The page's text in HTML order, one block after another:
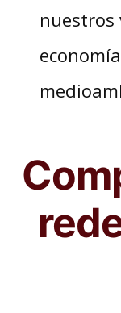
nuestros